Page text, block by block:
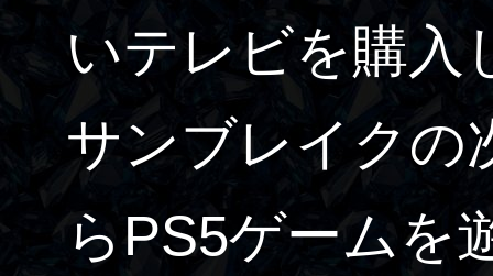
いテレビを購入
サンブレイクの
らPS5ゲームを